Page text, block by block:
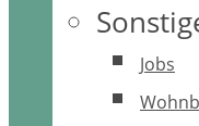
Jobs